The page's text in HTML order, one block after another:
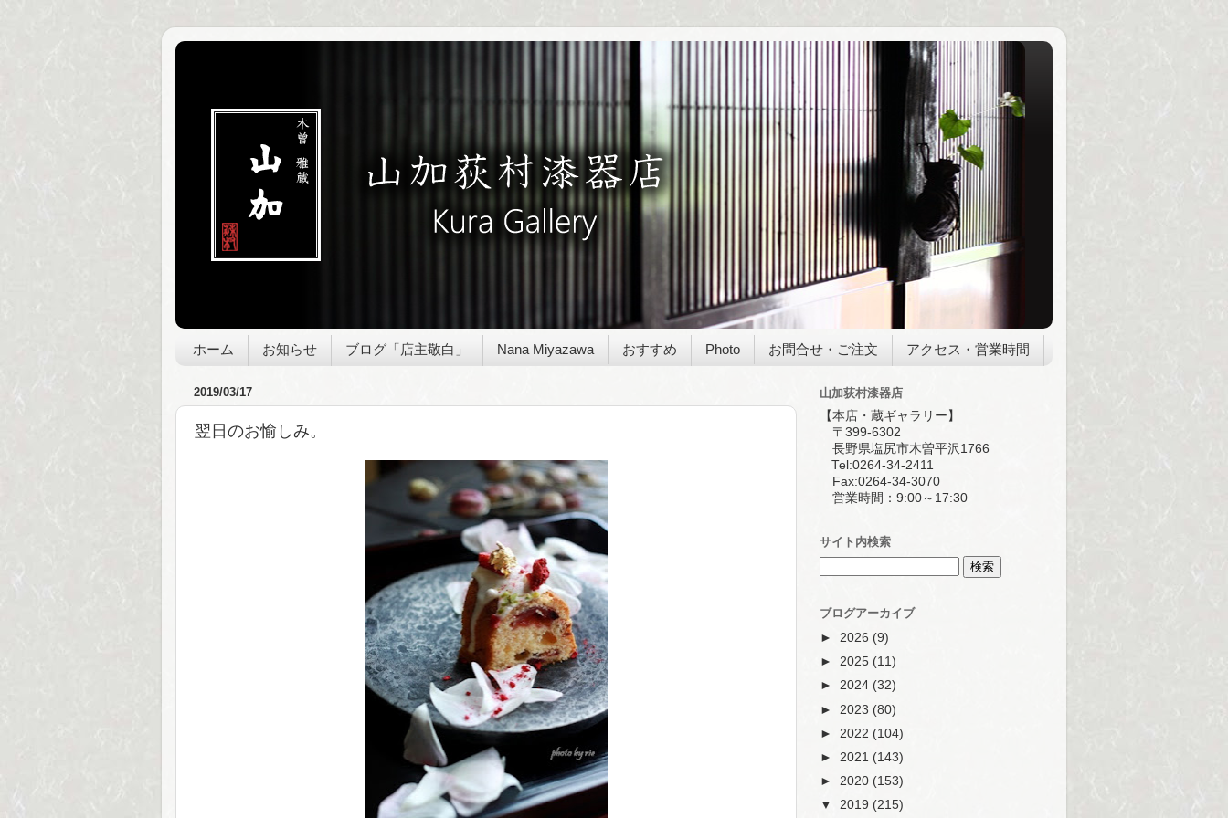
ホーム お知らせ ブログ「店主敬白」 Nana Miyazawa おすすめ Photo お問合せ・ご注文 アクセス・営業時間
2019/03/17
翌日のお愉しみ。
山加荻村漆器店
【本店・蔵ギャラリー】
〒399-6302
長野県塩尻市木曽平沢1766
Tel:0264-34-2411
Fax:0264-34-3070
営業時間：9:00～17:30
サイト内検索
ブログアーカイブ
► 2026 (9)
► 2025 (11)
► 2024 (32)
► 2023 (80)
► 2022 (104)
► 2021 (143)
► 2020 (153)
▼ 2019 (215)